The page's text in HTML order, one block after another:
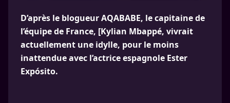
D’après le blogueur AQABABE, le capitaine de
l’équipe de France, [Kylian Mbappé, vivrait
actuellement une idylle, pour le moins
inattendue avec l’actrice espagnole Ester
Expósito.